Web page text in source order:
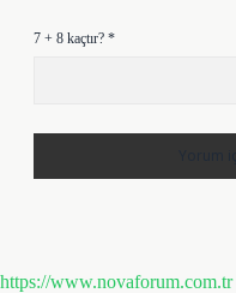
7 + 8 kaçtır? *
https://www.novaforum.com.tr